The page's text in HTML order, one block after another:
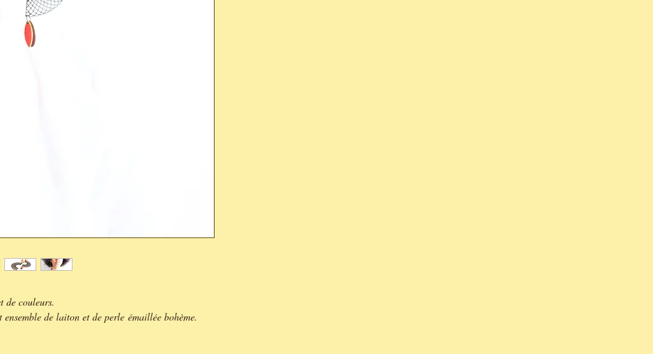
couleurs.
de laiton et de perle émaillée bohème.